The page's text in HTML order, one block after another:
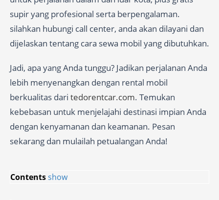
supir yang profesional serta berpengalaman.
silahkan hubungi call center, anda akan dilayani dan
dijelaskan tentang cara sewa mobil yang dibutuhkan.
Jadi, apa yang Anda tunggu? Jadikan perjalanan Anda
lebih menyenangkan dengan rental mobil
berkualitas dari tedorentcar.com. Temukan
kebebasan untuk menjelajahi destinasi impian Anda
dengan kenyamanan dan keamanan. Pesan
sekarang dan mulailah petualangan Anda!
Contentsshow